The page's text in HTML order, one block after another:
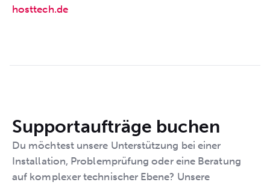
hosttech.de
Supportaufträge buchen
Du möchtest unsere Unterstützung bei einer
Installation, Problemprüfung oder eine Beratung
auf komplexer technischer Ebene? Unsere